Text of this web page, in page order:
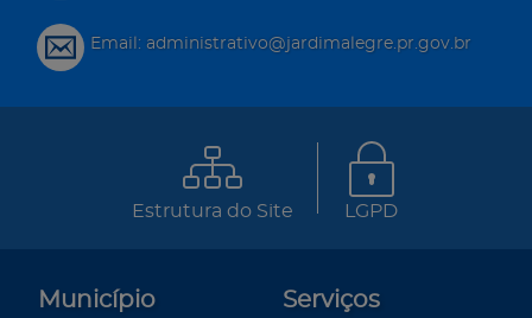
Email: administrativo@jardimalegre.pr.gov.br
Estrutura do Site LGPD
Município Serviços